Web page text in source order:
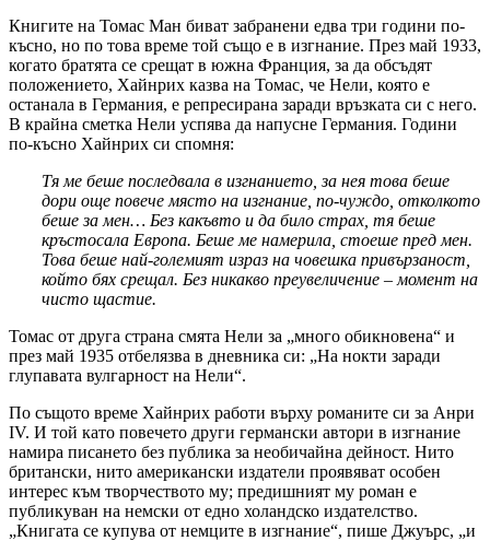
Книгите на Томас Ман биват забранени едва три години по-
късно, но по това време той също е в изгнание. През май 1933,
когато братята се срещат в южна Франция, за да обсъдят
положението, Хайнрих казва на Томас, че Нели, която е
останала в Германия, е репресирана заради връзката си с него.
В крайна сметка Нели успява да напусне Германия. Години
по-късно Хайнрих си спомня:
Тя ме беше последвала в изгнанието, за нея това беше
дори още повече място на изгнание, по-чуждо, отколкото
беше за мен… Без какъвто и да било страх, тя беше
кръстосала Европа. Беше ме намерила, стоеше пред мен.
Това беше най-големият израз на човешка привързаност,
който бях срещал. Без никакво преувеличение – момент на
чисто щастие.
Томас от друга страна смята Нели за „много обикновена“ и
през май 1935 отбелязва в дневника си: „На нокти заради
глупавата вулгарност на Нели“.
По същото време Хайнрих работи върху романите си за Анри
IV. И той като повечето други германски автори в изгнание
намира писането без публика за необичайна дейност. Нито
британски, нито американски издатели проявяват особен
интерес към творчеството му; предишният му роман е
публикуван на немски от едно холандско издателство.
„Книгата се купува от немците в изгнание“, пише Джуърс, „и